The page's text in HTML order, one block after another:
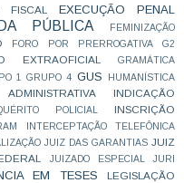
FISCAL EXECUÇÃO PENAL
PÚBLICA FEMINIZAÇÃO
FORO POR PRERROGATIVA
G2
EXTRAOFICIAL GRAMÁTICA
1 GRUPO 4 GUS
HUMANÍSTICA
INDICAÇÃO
POLICIAL
INSCRIÇÃO
INTERCEPTAÇÃO TELEFÔNICA
JUIZ DAS GARANTIAS JUIZ
JUIZADO ESPECIAL JURI
EM TESES
LEGISLAÇÃO